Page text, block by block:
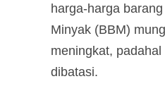
harga-harga
Minyak (BBM)
meningkat,
dibatasi.